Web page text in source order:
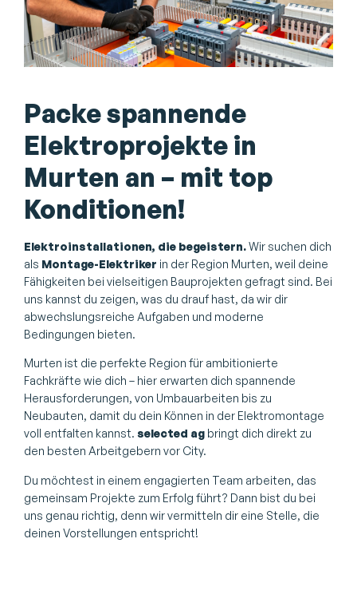
Packe spannende
Elektroprojekte in
Murten an – mit top
Konditionen!
Elektroinstallationen, die begeistern.Wir suchen dich
als Montage-Elektriker in der Region Murten, weil deine
Fähigkeiten bei vielseitigen Bauprojekten gefragt sind. Bei
uns kannst du zeigen, was du drauf hast, da wir dir
abwechslungsreiche Aufgaben und moderne
Bedingungen bieten.
Murten ist die perfekte Region für ambitionierte
Fachkräfte wie dich – hier erwarten dich spannende
Herausforderungen, von Umbauarbeiten bis zu
Neubauten, damit du dein Können in der Elektromontage
voll entfalten kannst. selected ag bringt dich direkt zu
den besten Arbeitgebern vor City.
Du möchtest in einem engagierten Team arbeiten, das
gemeinsam Projekte zum Erfolg führt? Dann bist du bei
uns genau richtig, denn wir vermitteln dir eine Stelle, die
deinen Vorstellungen entspricht!